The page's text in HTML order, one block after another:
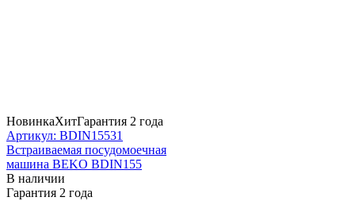
НовинкаХитГарантия 2 года
Артикул: BDIN15531
Встраиваемая посудомоечная
машина BEKO BDIN155
В наличии
Гарантия 2 года